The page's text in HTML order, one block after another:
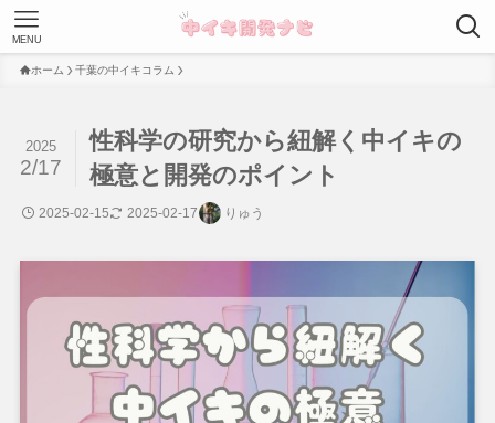
MENU
ホーム 千葉の中イキコラム
性科学の研究から紐解く中イキの
極意と開発のポイント
2025
2/17
2025-02-15 2025-02-17 りゅう